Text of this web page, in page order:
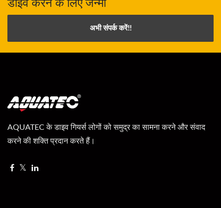
अभी संपर्क करें!!
AQUATEC के डाइव गियर्स लोगों को समुद्र का सामना करने और संवाद
करने की शक्ति प्रदान करते हैं।